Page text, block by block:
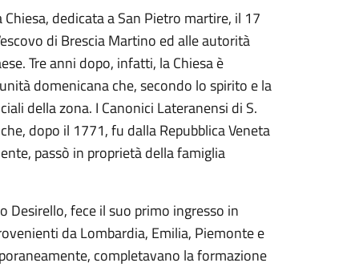
dedicata a San Pietro martire, il 17
di Brescia Martino ed alle autorità
Tre anni dopo, infatti, la Chiesa è
domenicana che, secondo lo spirito e la
della zona. I Canonici Lateranensi di S.
dopo il 1771, fu dalla Repubblica Veneta
passò in proprietà della famiglia
Desirello, fece il suo primo ingresso in
da Lombardia, Emilia, Piemonte e
completavano la formazione